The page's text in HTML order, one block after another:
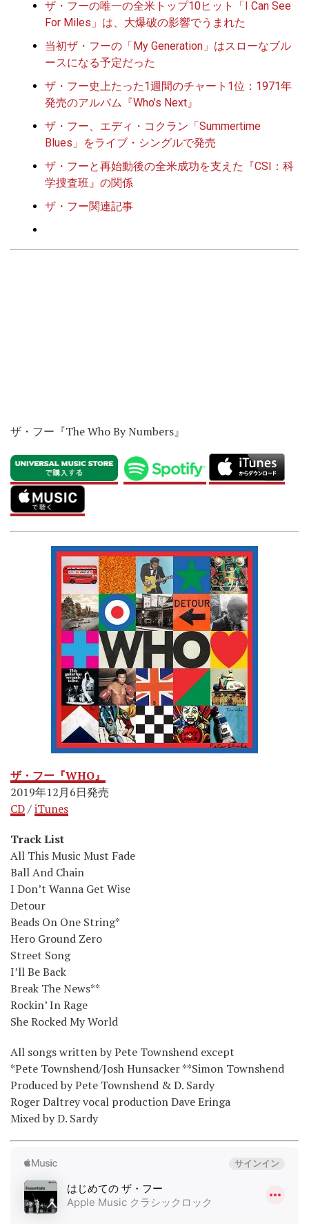
ザ・フーの唯一の全米トップ10ヒット「I Can See
For Miles」は、大爆破の影響でうまれた
当初ザ・フーの「My Generation」はスローなブル
ースになる予定だった
ザ・フー史上たった1週間のチャート1位：1971年
発売のアルバム『Who’s Next』
ザ・フー、エディ・コクラン「Summertime
Blues」をライブ・シングルで発売
ザ・フーと再始動後の全米成功を支えた『CSI：科
学捜査班』の関係
ザ・フー関連記事
ザ・フー『The Who By Numbers』
ザ・フー『WHO』
2019年12月6日発売
CD/iTunes
Track List
All This Music Must Fade
Ball And Chain
I Don’t Wanna Get Wise
Detour
Beads On One String*
Hero Ground Zero
Street Song
I’ll Be Back
Break The News**
Rockin’ In Rage
She Rocked My World
All songs written by Pete Townshend except
*Pete Townshend/Josh Hunsacker **Simon Townshend
Produced by Pete Townshend & D. Sardy
Roger Daltrey vocal production Dave Eringa
Mixed by D. Sardy